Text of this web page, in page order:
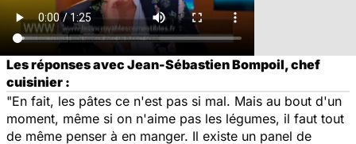
Les réponses avec Jean-Sébastien Bompoil, chef
cuisinier :
"En fait, les pâtes ce n'est pas si mal. Mais au bout d'un
moment, même si on n'aime pas les légumes, il faut tout
de même penser à en manger. Il existe un panel de